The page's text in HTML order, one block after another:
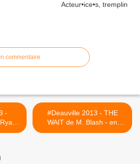
commentaire
#Deauville 2013 - THE
WAIT de M. Blash - en
compétition >